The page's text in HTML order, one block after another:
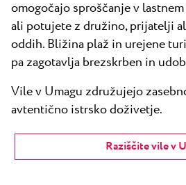
omogočajo sproščanje v
ali potujete z družino, prijatelji
oddih. Bližina plaž in urejene
pa zagotavlja brezskrben in
Vile v Umagu združujejo
avtentično istrsko doživetje.
Raziščite vile v